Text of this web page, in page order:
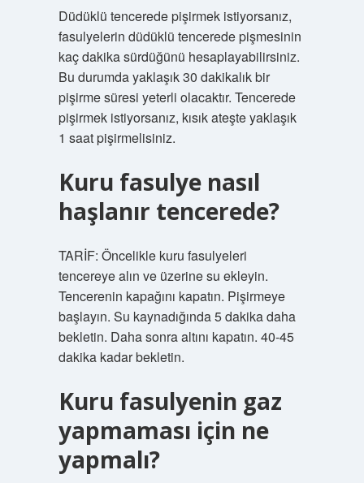
Düdüklü tencerede pişirmek istiyorsanız,
fasulyelerin düdüklü tencerede pişmesinin
kaç dakika sürdüğünü hesaplayabilirsiniz.
Bu durumda yaklaşık 30 dakikalık bir
pişirme süresi yeterli olacaktır. Tencerede
pişirmek istiyorsanız, kısık ateşte yaklaşık
1 saat pişirmelisiniz.
Kuru fasulye nasıl
haşlanır tencerede?
TARİF: Öncelikle kuru fasulyeleri
tencereye alın ve üzerine su ekleyin.
Tencerenin kapağını kapatın. Pişirmeye
başlayın. Su kaynadığında 5 dakika daha
bekletin. Daha sonra altını kapatın. 40-45
dakika kadar bekletin.
Kuru fasulyenin gaz
yapmaması için ne
yapmalı?